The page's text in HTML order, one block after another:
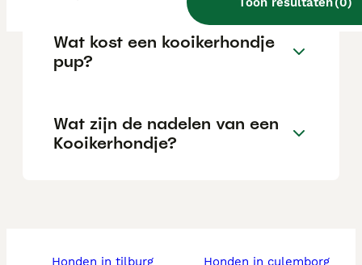
Wat kost een kooikerhondje
pup?
Wat zijn de nadelen van een
Kooikerhondje?
honden in tilburg
honden in culemborg